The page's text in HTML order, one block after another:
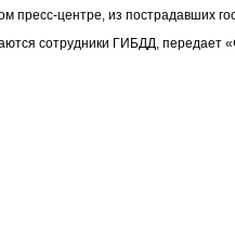
пресс-центре, из пострадавших
сотрудники ГИБДД, передает